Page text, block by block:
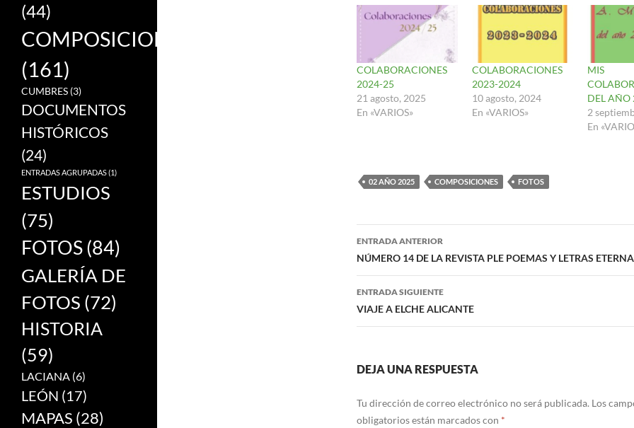
COLABORACIONES
2024-25
21 agosto, 2025
En «VARIOS»
COLABORACIONES
2023-2024
10 agosto, 2024
En «VARIOS»
MIS
DEL
2
En
02 AÑO 2025 COMPOSICIONES FOTOS
Navegación
de
entradas
ENTRADA ANTERIOR
NÚMERO 14 DE LA REVISTA PLE POEMAS Y LETRAS
ENTRADA SIGUIENTE
VIAJE A ELCHE ALICANTE
DEJA UNA RESPUESTA
Tu dirección de correo electrónico no será publicada. Los
obligatorios están marcados con *
(44)
COMPOSICIONES
(161)
CUMBRES (3)
DOCUMENTOS
HISTÓRICOS
(24)
ENTRADAS AGRUPADAS(1)
ESTUDIOS
(75)
FOTOS(84)
GALERÍA DE
FOTOS (72)
HISTORIA
(59)
LACIANA (6)
LEÓN (17)
MAPAS (28)